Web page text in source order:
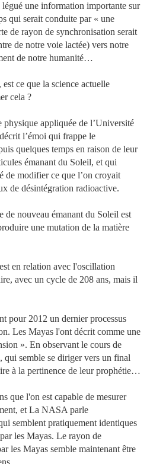
une information importante sur
qui serait conduite par « une
de rayon de synchronisation serait
de notre voie lactée) vers notre
de notre humanité…
ce que la science actuelle
cela ?
physique appliquée de l’Université
l’émoi qui frappe le
quelques temps en raison de leur
émanant du Soleil, et qui
de modifier ce que l’on croyait
de désintégration radioactive.
de nouveau émanant du Soleil est
une mutation de la matière
en relation avec l'oscillation
avec un cycle de 208 ans, mais il
pour 2012 un dernier processus
Les Mayas l'ont décrit comme une
». En observant le cours de
qui semble se diriger vers un final
à la pertinence de leur prophétie…
que l'on est capable de mesurer
et La NASA parle
semblent pratiquement identiques
les Mayas. Le rayon de
les Mayas semble maintenant être